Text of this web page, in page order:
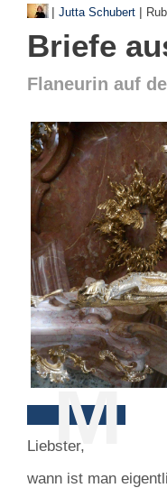
| Jutta Schubert |
Briefe
Flaneurin auf
M
Liebster,
wann ist man